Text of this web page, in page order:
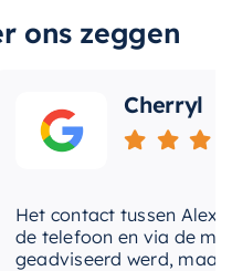
keuze. Met zijn
een product dat
aan je badkamer
ons zeggen
Cherryl
Het contact tussen Alex
de telefoon en via de
geadviseerd werd, maar